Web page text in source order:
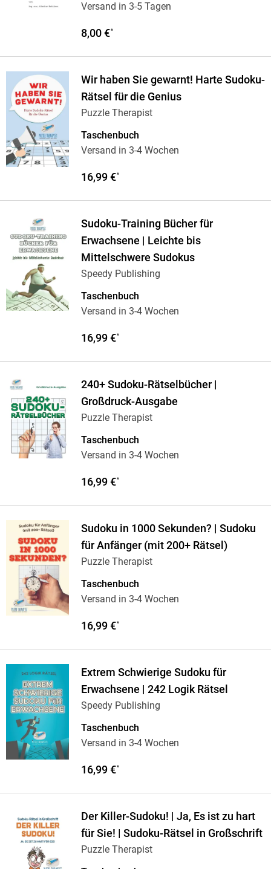
Versand in 3-5 Tagen
8,00 €*
Wir haben Sie gewarnt! Harte Sudoku-
Rätsel für die Genius
Puzzle Therapist
Taschenbuch
Versand in 3-4 Wochen
16,99 €*
Sudoku-Training Bücher für
Erwachsene | Leichte bis
Mittelschwere Sudokus
Speedy Publishing
Taschenbuch
Versand in 3-4 Wochen
16,99 €*
240+ Sudoku-Rätselbücher |
Großdruck-Ausgabe
Puzzle Therapist
Taschenbuch
Versand in 3-4 Wochen
16,99 €*
Sudoku in 1000 Sekunden? | Sudoku
für Anfänger (mit 200+ Rätsel)
Puzzle Therapist
Taschenbuch
Versand in 3-4 Wochen
16,99 €*
Extrem Schwierige Sudoku für
Erwachsene | 242 Logik Rätsel
Speedy Publishing
Taschenbuch
Versand in 3-4 Wochen
16,99 €*
Der Killer-Sudoku! | Ja, Es ist zu hart
für Sie! | Sudoku-Rätsel in Großschrift
Puzzle Therapist